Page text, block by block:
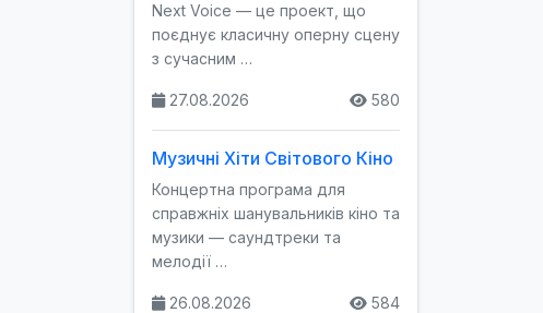
Next Voice — це проект, що
поєднує класичну оперну сцену
з сучасним …
27.08.2026 580
Музичні Хіти Світового Кіно
Концертна програма для
справжніх шанувальників кіно та
музики — саундтреки та
мелодії …
26.08.2026 584